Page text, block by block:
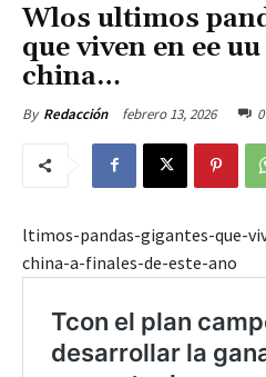
Wlos ultimos
que viven en ee
china…
By Redacción febrero 13, 2026 0
ltimos-pandas-gigantes-que-
china-a-finales-de-este-ano